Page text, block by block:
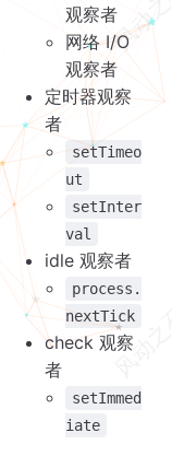
观察者
网络 I/O
观察者
定时器观察
者
setTimeo
ut
setInter
val
idle 观察者
process.
nextTick
check 观察
者
setImmed
iate